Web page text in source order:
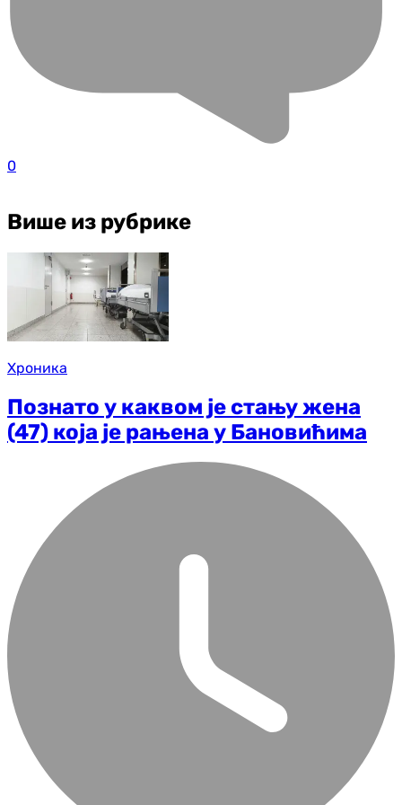
0
Више из рубрике
Хроника
Познато у каквом је стању жена
(47) која је рањена у Бановићима